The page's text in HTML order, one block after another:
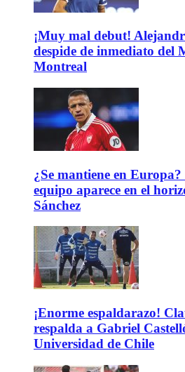
¡Muy mal debut!
despide de inmediato del
Montreal
¿Se mantiene en
equipo aparece en el
Sánchez
¡Enorme espaldarazo!
respalda a Gabriel
Universidad de Chile